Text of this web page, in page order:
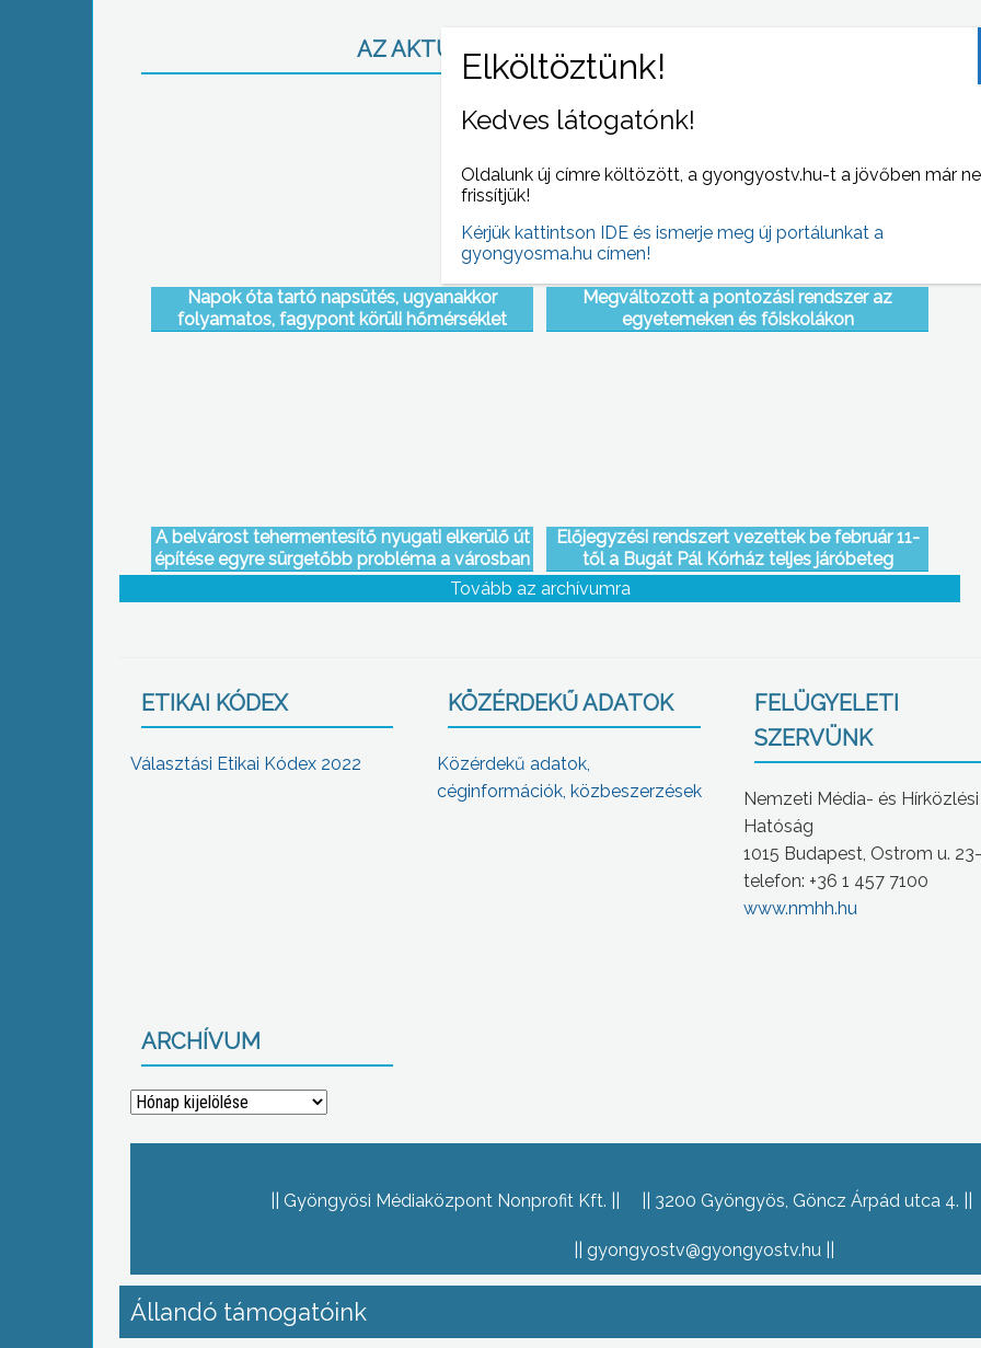
AZ AKTUÁLIS NAPI HÍREI
Napok óta tartó napsütés, ugyanakkor
folyamatos, fagypont körüli hőmérséklet
Megváltozott a pontozási rendszer az
egyetemeken és főiskolákon
A belvárost tehermentesítő nyugati elkerülő út
építése egyre sürgetőbb probléma a városban
Előjegyzési rendszert vezettek be február 11-
től a Bugát Pál Kórház teljes járóbeteg
szakellátásában
Tovább az archívumra
ETIKAI KÓDEX
Választási Etikai Kódex 2022
KÖZÉRDEKŰ ADATOK
Közérdekű adatok,
céginformációk, közbeszerzések
FELÜGYELETI
SZERVÜNK
Nemzeti Média- és Hírközlési
Hatóság
1015 Budapest, Ostrom u.
telefon: +36 1 457 7100
www.nmhh.hu
ARCHÍVUM
Archívum
Gyöngyösi Médiaközpont Nonprofit Kft. 3200 Gyöngyös, Göncz Árpád utca 4.
gyongyostv@gyongyostv.hu
Állandó támogatóink
Kedves látogatónk!
Oldalunk új címre költözött, a gyongyostv.hu-t a jövőben már
frissítjük!
Kérjük kattintson IDE és ismerje meg új portálunkat a
gyongyosma.hu címen!